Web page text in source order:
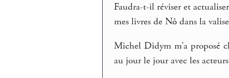
Faudra-t-il réviser et
mes livres de Nô dans la
Michel Didym m’a proposé
au jour le jour avec les